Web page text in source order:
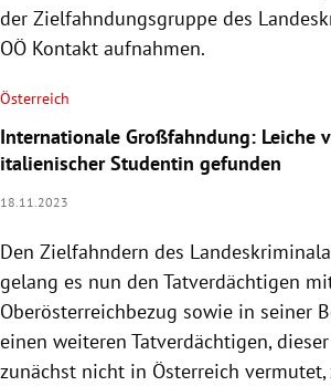
der Zielfahndungsgruppe des
OÖ Kontakt aufnahmen.
Österreich
Internationale Großfahndung: Leiche
italienischer Studentin gefunden
18.11.2023
Den Zielfahndern des
gelang es nun den Tatverdächtigen
Oberösterreichbezug sowie in seiner
einen weiteren Tatverdächtigen,
zunächst nicht in Österreich vermutet,